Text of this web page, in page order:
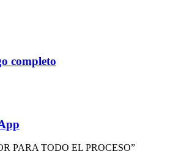
completo
PARA TODO EL PROCESO”